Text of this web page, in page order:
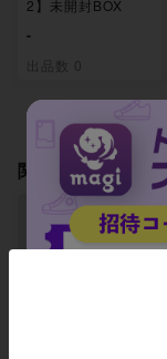
2】未開封BOX
-
出品数 0
関連製品